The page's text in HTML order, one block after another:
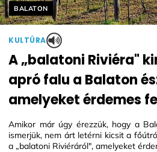
Helyszín címkék:
BALATON
KULTÚRA
A „balatoni Riviéra"
apró falu a Balaton
amelyeket érdemes
Amikor már úgy érezzük, hogy a
ismerjük, nem árt letérni kicsit a
a „balatoni Riviéráról", amelyeket